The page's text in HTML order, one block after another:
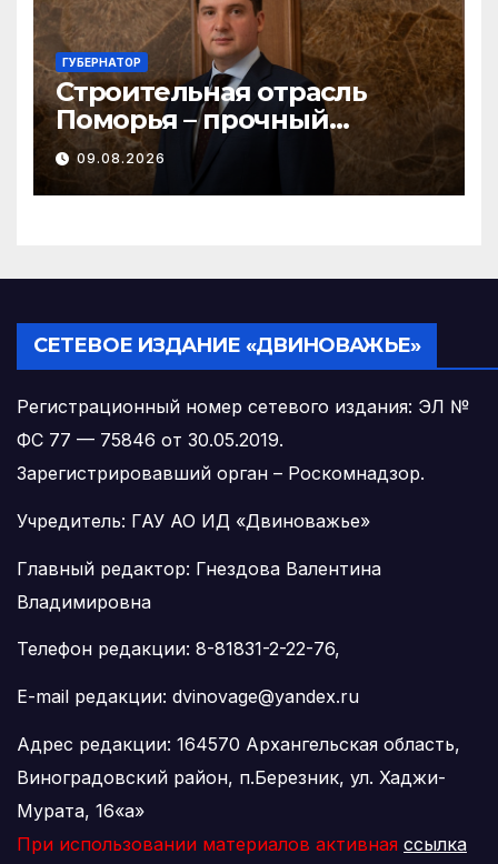
ГУБЕРНАТОР
Строительная отрасль
Поморья – прочный
фундамент развития
региона
09.08.2026
СЕТЕВОЕ ИЗДАНИЕ «ДВИНОВАЖЬЕ»
Регистрационный номер сетевого издания: ЭЛ №
ФС 77 — 75846 от 30.05.2019.
Зарегистрировавший орган – Роскомнадзор.
Учредитель: ГАУ АО ИД «Двиноважье»
Главный редактор: Гнездова Валентина
Владимировна
Телефон редакции: 8-81831-2-22-76,
E-mail редакции: dvinovage@yandex.ru
Адрес редакции: 164570 Архангельская область,
Виноградовский район, п.Березник, ул. Хаджи-
Мурата, 16«а»
При использовании материалов активная ссылка